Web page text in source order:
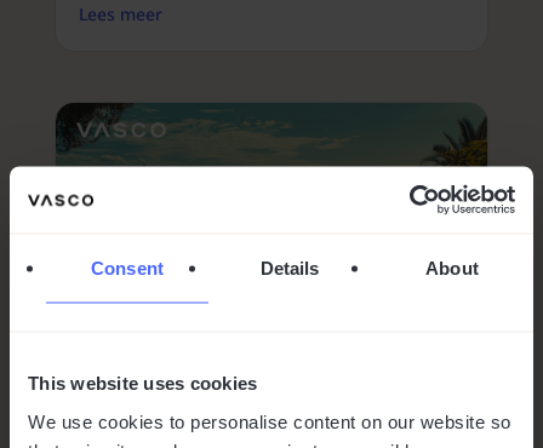
Consent Details About
This website uses cookies
We use cookies to personalise content on our website so
Lees meer
Topbestemmingen voor
reizigers van 50+: Ideeën